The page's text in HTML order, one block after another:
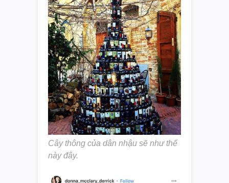
Cây thông của dân nhậu sẽ như thế
này đây.